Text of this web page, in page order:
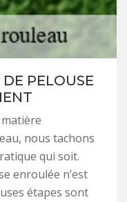
PELOUSE
nous tachons
qui soit.
enroulée n’est
étapes sont